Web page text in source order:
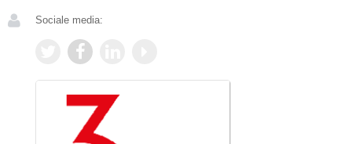
Sociale media: